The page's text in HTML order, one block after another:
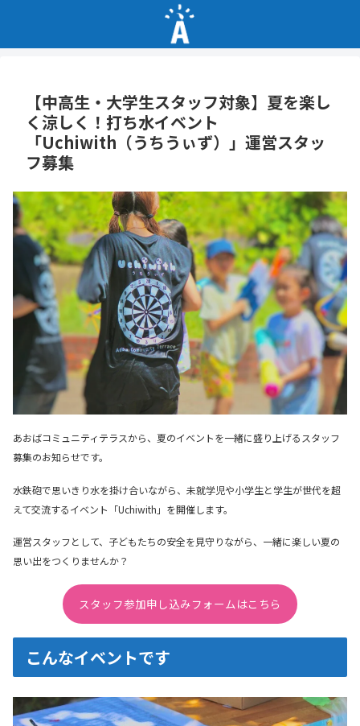
【中高生・大学生スタッフ対象】夏を楽し
く涼しく！打ち水イベント
「Uchiwith（うちうぃず）」運営スタッ
フ募集
あおばコミュニティテラスから、夏のイベントを一緒に盛り上げるスタッフ
募集のお知らせです。
水鉄砲で思いきり水を掛け合いながら、未就学児や小学生と学生が世代を超
えて交流するイベント「Uchiwith」を開催します。
運営スタッフとして、子どもたちの安全を見守りながら、一緒に楽しい夏の
思い出をつくりませんか？
スタッフ参加申し込みフォームはこちら
こんなイベントです